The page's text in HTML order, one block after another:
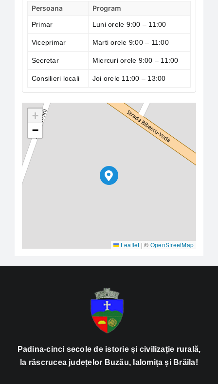
Persoana
Program
Primar Luni orele 9:00 – 11:00
Viceprimar Marti orele 9:00 – 11:00
Secretar Miercuri orele 9:00 – 11:00
Consilieri locali Joi orele 11:00 – 13:00
+
−
Leaflet | © OpenStreetMap
Padina-cinci secole de istorie și civilizație rurală,
la răscrucea județelor Buzău, Ialomița și Brăila!